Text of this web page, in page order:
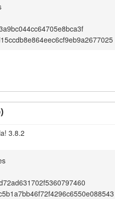
3.8.2